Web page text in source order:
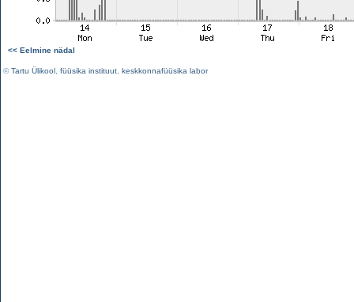
<< Eelmine nädal
©Tartu Ülikool füüsika instituut keskkonnafüüsika labor